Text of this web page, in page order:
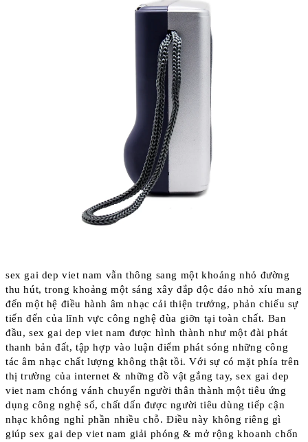
sex gai dep viet nam vẫn thông sang một khoảng nhỏ đường
thu hút, trong khoảng một sáng xây đắp độc đáo nhỏ xíu mang
đến một hệ điều hành âm nhạc cải thiện trưởng, phản chiếu sự
tiến đến của lĩnh vực công nghệ đùa giỡn tại toàn chất. Ban
đầu, sex gai dep viet nam được hình thành như một đài phát
thanh bản đất, tập hợp vào luận điểm phát sóng những công
tác âm nhạc chất lượng không thật tồi. Với sự có mặt phía trên
thị trường của internet & những đồ vật gắng tay, sex gai dep
viet nam chóng vánh chuyển người thân thành một tiêu ứng
dụng công nghệ số, chất dấn được người tiêu dùng tiếp cận
nhạc không nghỉ phần nhiều chỗ. Điều này không riêng gì
giúp sex gai dep viet nam giải phóng & mở rộng khoanh chốn